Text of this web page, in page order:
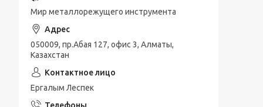
Мир металлорежущего инструмента
050009, пр.Абая 127, офис 3, Алматы,
Казахстан
Ергалым Леспек